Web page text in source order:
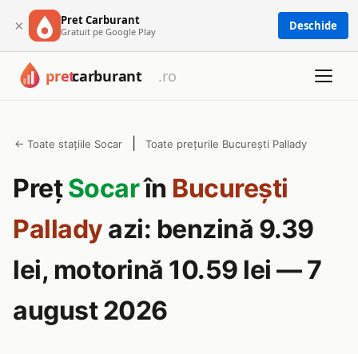
× Pret Carburant
Gratuit pe Google Play Deschide
← Toate stațiile Socar Toate prețurile București Pallady
PrețSocarîn București
Pallady azi: benzină 9.39
lei, motorină 10.59 lei — 7
august 2026